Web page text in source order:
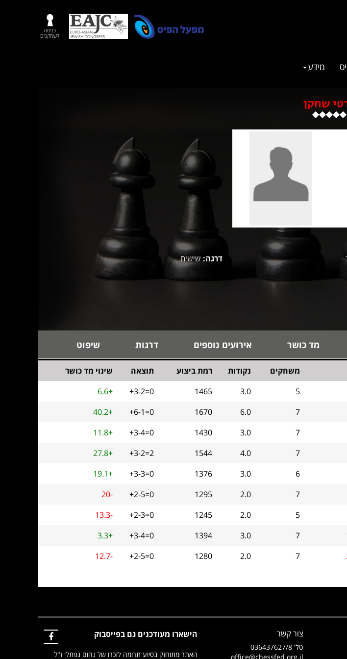
כניסה
לשחקנים
מידע
שחקן
דרגה: שישית
מד כושר אירועים נוספים דרגות שיפוט
משחקים נקודות רמת ביצוע תוצאה
שינוי מד כושר
5
3.0
1465
+3-2=0
6.6+
7
6.0
1670
+6-1=0
40.2+
7
3.0
1430
+3-4=0
11.8+
7
4.0
1544
+3-2=2
27.8+
6
3.0
1376
+3-3=0
19.1+
7
2.0
1295
+2-5=0
20-
5
2.0
1245
+2-3=0
13.3-
7
3.0
1394
+3-4=0
3.3+
7
2.0
1280
+2-5=0
12.7-
צור קשר
טל' 036437627/8
office@chessfed.org.il
הישארו מעודכנים גם בפייסבוק
האתר מתוחזק בסיוע תרומה לזכרו של נחום נפתלי ז"ל